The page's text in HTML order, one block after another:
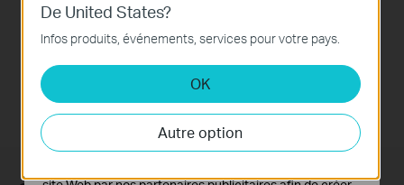
Plus
De United States?
Infos produits, événements, services pour votre pays.
OK
Autre option
Ces cookies sont nécessaires au fonctionnement du
site Web et ne peuvent pas être désactivés dans vos
systèmes.
Cookies d'analyse et marketing
Les cookies d'analyse nous permettent d'analyser vos
activités sur notre site Web pour améliorer et ajuster les
fonctionnalités de notre site Web.